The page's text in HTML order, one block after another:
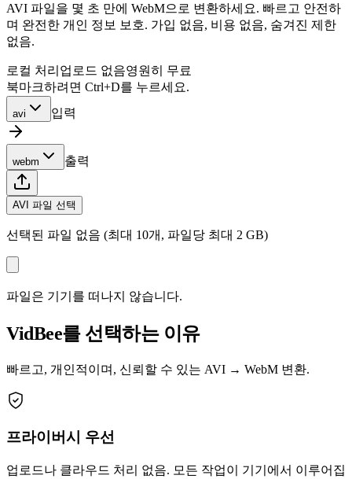
AVI 파일을 몇 초 만에 WebM으로 변환하세요. 빠르고 안전하
며 완전한 개인 정보 보호. 가입 없음, 비용 없음, 숨겨진 제한
없음.
로컬 처리 업로드 없음영원히 무료
북마크하려면 Ctrl+D를 누르세요.
avi 입력
webm 출력
AVI 파일 선택
선택된 파일 없음 (최대 10개, 파일당 최대 2 GB)
파일은 기기를 떠나지 않습니다.
VidBee를 선택하는 이유
빠르고, 개인적이며, 신뢰할 수 있는 AVI → WebM 변환.
프라이버시 우선
업로드나 클라우드 처리 없음. 모든 작업이 기기에서 이루어집